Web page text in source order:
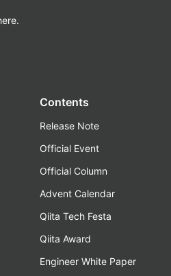
Contents
Release Note
Official Event
Official Column
Advent Calendar
Qiita Tech Festa
Qiita Award
Engineer White Paper